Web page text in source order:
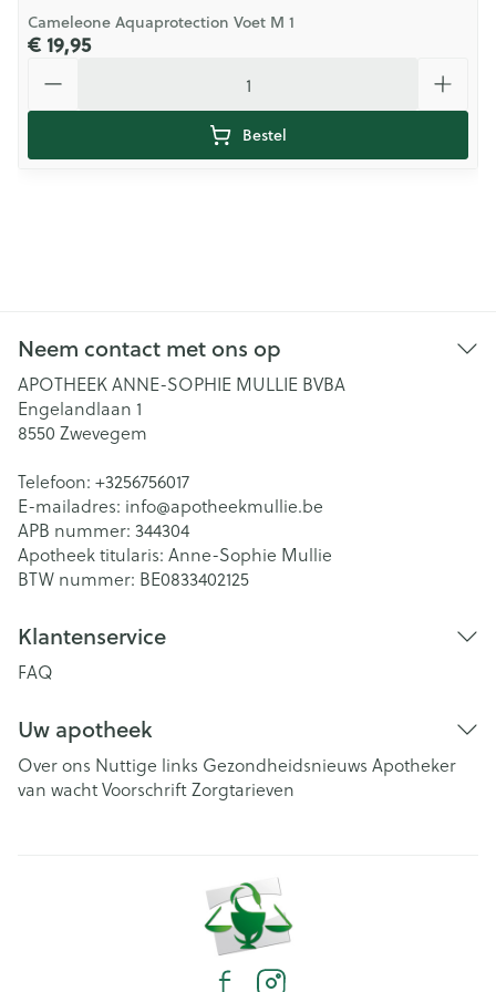
Cameleone Aquaprotection Voet M 1
€ 19,95
Bestel
Neem contact met ons op
APOTHEEK ANNE-SOPHIE MULLIE BVBA
Engelandlaan 1
8550 Zwevegem
Telefoon: +3256756017
E-mailadres: info@apotheekmullie.be
APB nummer: 344304
Apotheek titularis: Anne-Sophie Mullie
BTW nummer: BE0833402125
Klantenservice
FAQ
Uw apotheek
Over ons Nuttige links Gezondheidsnieuws Apotheker
van wachtVoorschriftZorgtarieven